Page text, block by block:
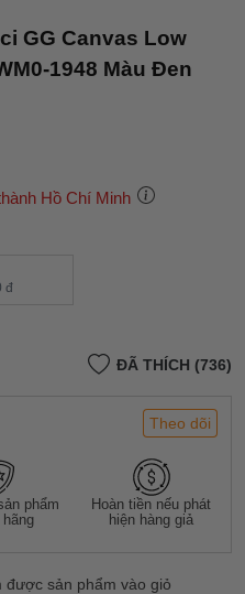
GG Canvas Low
1948 Màu Đen
Hồ Chí Minh
đ
ĐÃ THÍCH (736)
Theo dõi
phẩm
Hoàn tiền nếu phát
hiện hàng giả
được sản phẩm vào giỏ